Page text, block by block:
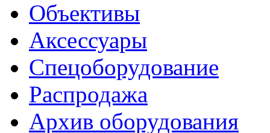
Объективы
Аксессуары
Спецоборудование
Распродажа
Архив оборудования